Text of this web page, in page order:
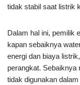
tidak stabil saat listrik
Dalam hal ini, pemilik
kapan sebaiknya
energi dan biaya
perangkat.
tidak digunakan